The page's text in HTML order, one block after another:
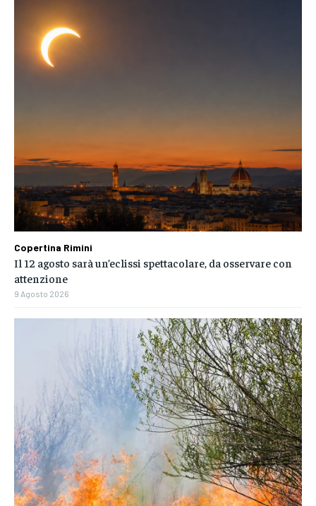
Copertina Rimini
Il 12 agosto sarà un’eclissi spettacolare, da osservare con
attenzione
9 Agosto 2026